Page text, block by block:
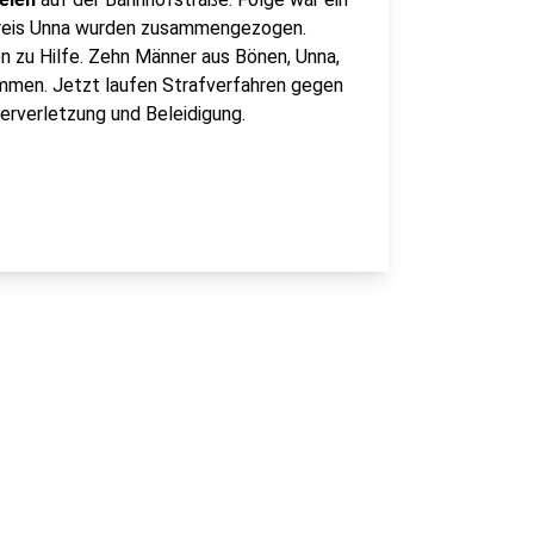
Unna wurden zusammengezogen.
Hilfe. Zehn Männer aus Bönen, Unna,
Jetzt laufen Strafverfahren gegen
und Beleidigung.